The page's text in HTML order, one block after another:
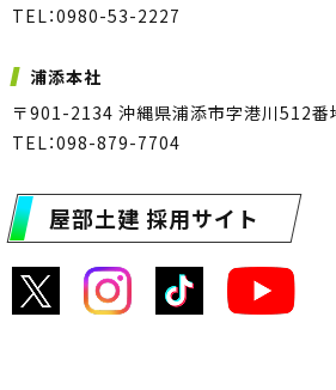
TEL：0980-53-2227
浦添本社
〒901-2134 沖縄県浦添市字港川512番
TEL：098-879-7704
屋部土建 採用サイト